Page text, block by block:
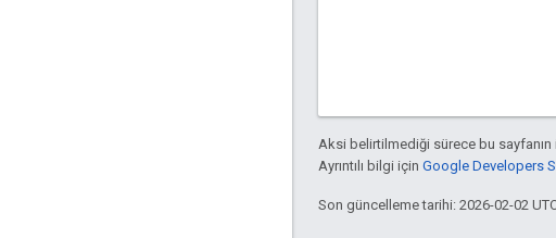
Aksi belirtilmediği sürece bu sayfanın
Ayrıntılı bilgi için Google Developers
Son güncelleme tarihi: 2026-02-02